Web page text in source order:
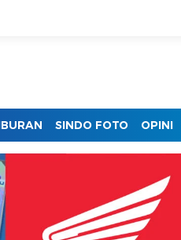
SINDO FOTO OPINI